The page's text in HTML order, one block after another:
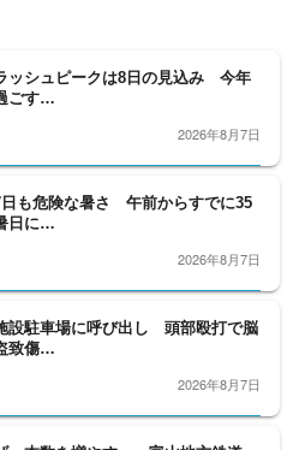
ッシュピークは8日の見込み 今年
ごす…
2026年8月7日
も危険な暑さ 午前からすでに35
日に…
2026年8月7日
設駐車場に呼び出し 頭部殴打で脳
致傷…
2026年8月7日